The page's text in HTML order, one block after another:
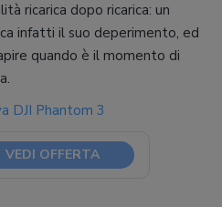
ricarica dopo ricarica: un
infatti il suo deperimento, ed
quando è il momento di
DJI Phantom 3
VEDI OFFERTA